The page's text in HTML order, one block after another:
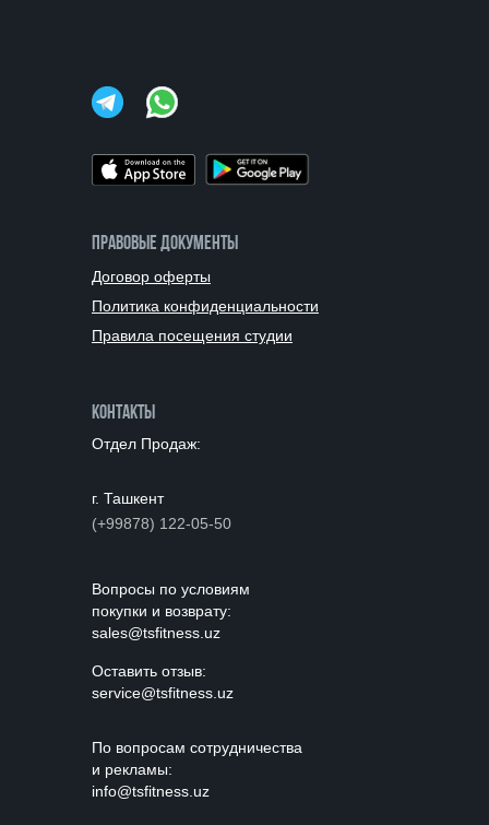
Политика конфиденциальности
Договор оферты
Правила посещения студии
ПРАВОВЫЕ ДОКУМЕНТЫ
(+99878) 122-05-50
г. Ташкент
контакты
Отдел Продаж:
sales@tsfitness.uz
service@tsfitness.uz
info@tsfitness.uz
По вопросам cотрудничества
и рекламы:
Вопросы по условиям
покупки и возврату:
Оставить отзыв: